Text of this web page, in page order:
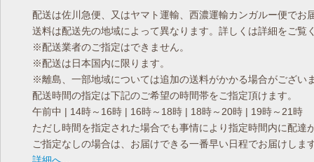
配送は佐川急便、又はヤマト運輸、西濃運輸カンガルー便でお
送料は配送先の地域によって異なります。詳しくは詳細をご覧
※配送業者のご指定はできません。
※配送は日本国内に限ります。
※離島、一部地域については追加の送料がかかる場合がござい
配送時間の指定は下記のご希望の時間帯をご指定頂けます。
午前中 | 14時～16時 | 16時～18時 | 18時～20時 | 19時～21時
ただし時間を指定された場合でも事情により指定時間内に配達
ご指定なしの場合は、お届けできる一番早い日程でお届けしま